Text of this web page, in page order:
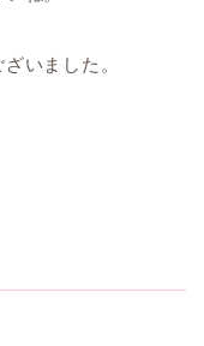
いました。